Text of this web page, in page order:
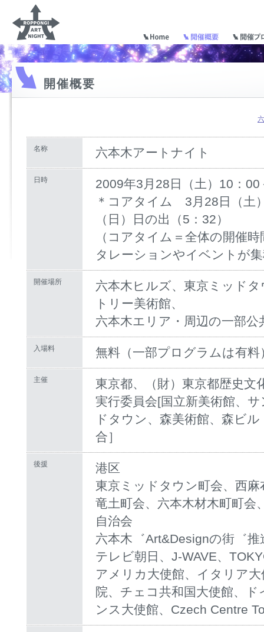
開催概要
名称 六本木アートナイト
日時
2009年3月28日（土）10：
＊コアタイム 3月28日（土
（日）日の出（5：32）
（コアタイム＝全体の開催
タレーションやイベントが
開催場所
六本木ヒルズ、東京ミッド
トリー美術館、
六本木エリア・周辺の一部
入場料 無料（一部プログラムは有料
主催
東京都、（財）東京都歴史
実行委員会[国立新美術館、
ドタウン、森美術館、森ビ
合］
後援
港区
東京ミッドタウン町会、西
竜土町会、六本木材木町町会
自治会
六本木゛Art&Designの街゛推
テレビ朝日、J-WAVE、
アメリカ大使館、イタリア
院、チェコ共和国大使館、
ンス大使館、Czech Centre